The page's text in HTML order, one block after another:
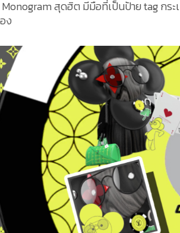
สุดฮิต มีมือที่เป็นป้าย tag กระ
ง